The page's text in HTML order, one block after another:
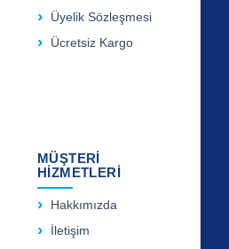
Üyelik Sözleşmesi
Ücretsiz Kargo
MÜŞTERİ
HİZMETLERİ
Hakkımızda
İletişim